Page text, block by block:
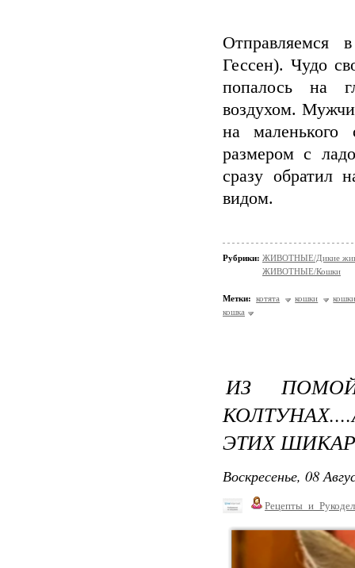
Отправляемся
Гессен). Чудо
попалось на
воздухом.
на маленького
размером с
сразу обратил
видом.
Рубрики: ЖИВОТНЫЕ/Дикие
ЖИВОТНЫЕ/Кошки
Метки: котята кошки
кошка
ИЗ
ЭТИХ
Воскресенье, 08